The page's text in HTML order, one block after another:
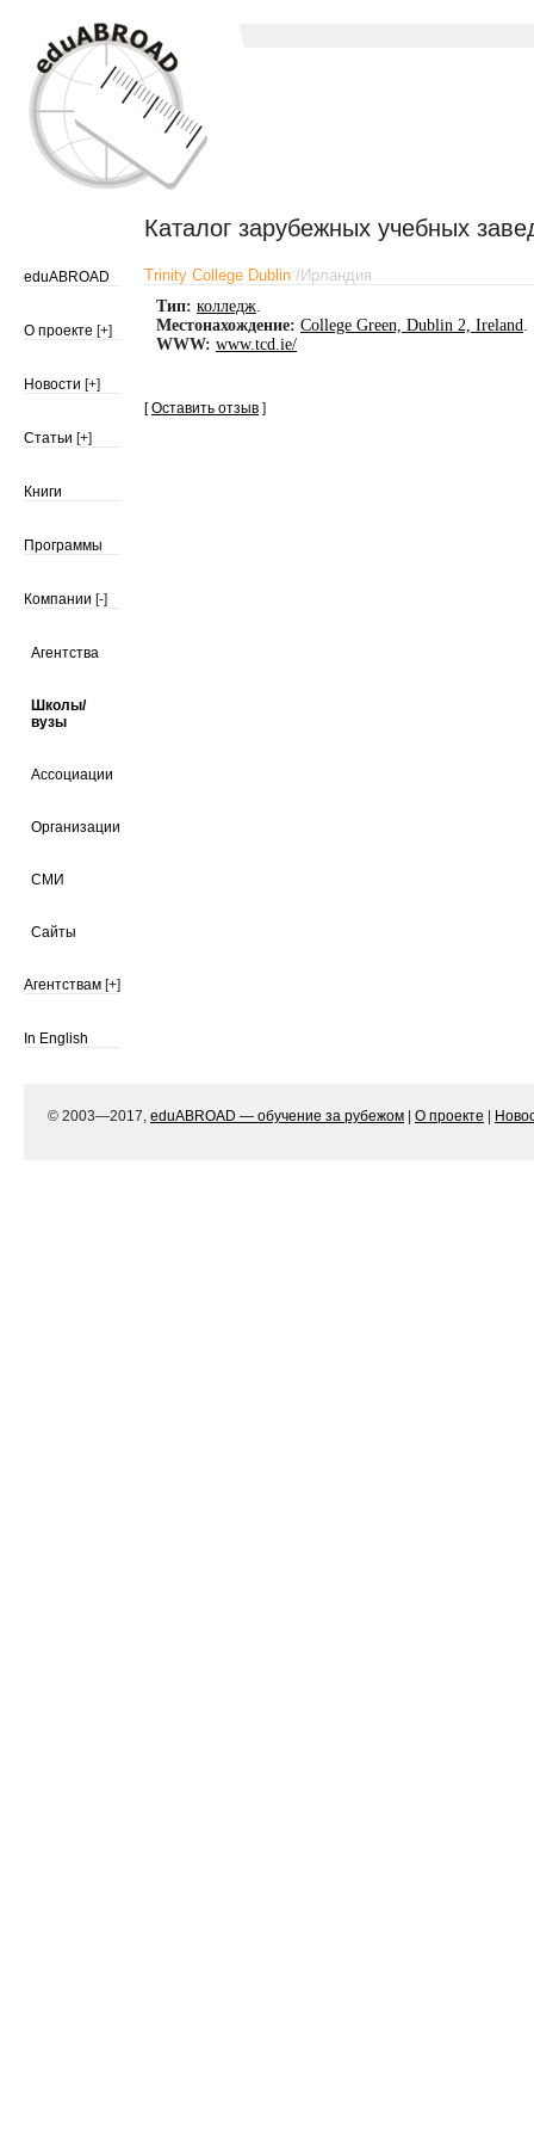
Каталог зарубежных учебных
eduABROAD
О проекте [+]
Новости [+]
Статьи [+]
Книги
Программы
Компании [-]
Агентства
Школы/
вузы
Ассоциации
Организации
СМИ
Сайты
Агентствам [+]
In English
Trinity College Dublin /Ирландия
Тип: колледж.
Местонахождение: College Green, Dublin 2, Ireland.
WWW: www.tcd.ie/
[Оставить отзыв ]
© 2003—2017, eduABROAD — обучение за рубежом О проекте